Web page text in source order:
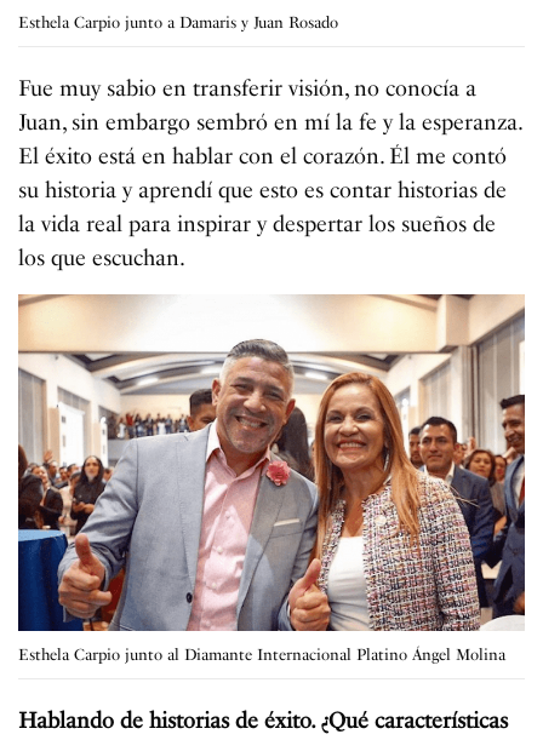
Esthela Carpio junto a Damaris y Juan Rosado
Fue muy sabio en transferir visión, no conocía a
Juan, sin embargo sembró en mí la fe y la esperanza.
El éxito está en hablar con el corazón. Él me contó
su historia y aprendí que esto es contar historias de
la vida real para inspirar y despertar los sueños de
los que escuchan.
Esthela Carpio junto al Diamante Internacional Platino Ángel Molina
Hablando de historias de éxito. ¿Qué características